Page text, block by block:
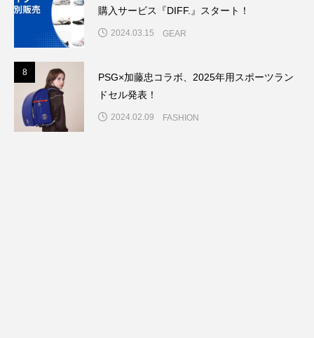
購入サービス『DIFF.』スタート！
2024.03.15 GEAR
8
PSG×加藤忠コラボ、2025年用スポーツラン
ドセル発表！
2024.02.09 FASHION